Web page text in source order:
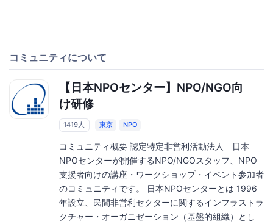
コミュニティについて
【日本NPOセンター】NPO/NGO向
け研修
1419人 東京 NPO
コミュニティ概要 認定特定非営利活動法人 日本
NPOセンターが開催するNPO/NGOスタッフ、NPO
支援者向けの講座・ワークショップ・イベント参加者
のコミュニティです。 日本NPOセンターとは 1996
年設立、民間非営利セクターに関するインフラストラ
クチャー・オーガニゼーション（基盤的組織）とし